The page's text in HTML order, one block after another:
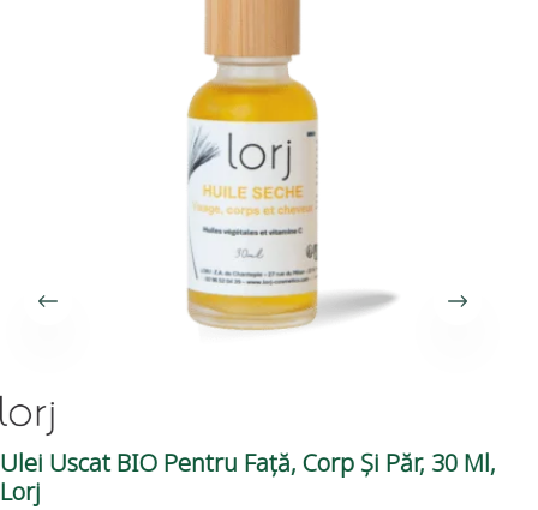
Ulei Uscat BIO Pentru Față, Corp Și Păr, 30 Ml,
Lorj